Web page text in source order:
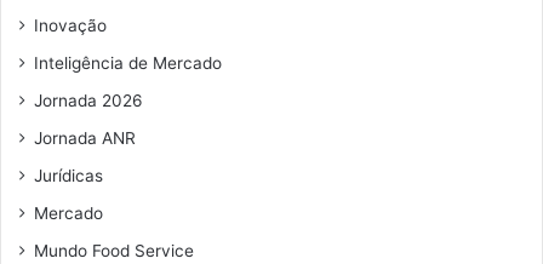
Inovação
Inteligência de Mercado
Jornada 2026
Jornada ANR
Jurídicas
Mercado
Mundo Food Service